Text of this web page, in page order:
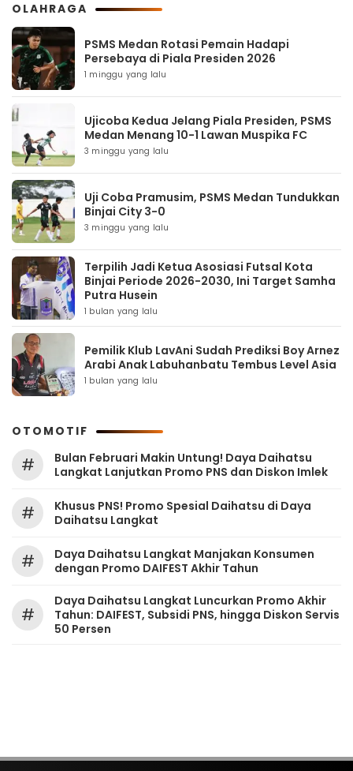
OLAHRAGA
PSMS Medan Rotasi Pemain Hadapi
Persebaya di Piala Presiden 2026
1 minggu yang lalu
Ujicoba Kedua Jelang Piala Presiden, PSMS
Medan Menang 10-1 Lawan Muspika FC
3 minggu yang lalu
Uji Coba Pramusim, PSMS Medan Tundukkan
Binjai City 3-0
3 minggu yang lalu
Terpilih Jadi Ketua Asosiasi Futsal Kota
Binjai Periode 2026-2030, Ini Target Samha
Putra Husein
1 bulan yang lalu
Pemilik Klub LavAni Sudah Prediksi Boy Arnez
Arabi Anak Labuhanbatu Tembus Level Asia
1 bulan yang lalu
OTOMOTIF
#
Bulan Februari Makin Untung! Daya Daihatsu
Langkat Lanjutkan Promo PNS dan Diskon Imlek
#
Khusus PNS! Promo Spesial Daihatsu di Daya
Daihatsu Langkat
#
Daya Daihatsu Langkat Manjakan Konsumen
dengan Promo DAIFEST Akhir Tahun
#
Daya Daihatsu Langkat Luncurkan Promo Akhir
Tahun: DAIFEST, Subsidi PNS, hingga Diskon Servis
50 Persen